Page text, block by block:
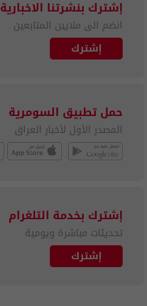
إشترك بنشرتنا الاخبارية
انضم الى ملايين المتابعين
إشترك
حمل تطبيق السومرية
المصدر الأول لأخبار العراق
إشترك بخدمة التلغرام
تحديثات مباشرة ويومية
إشترك